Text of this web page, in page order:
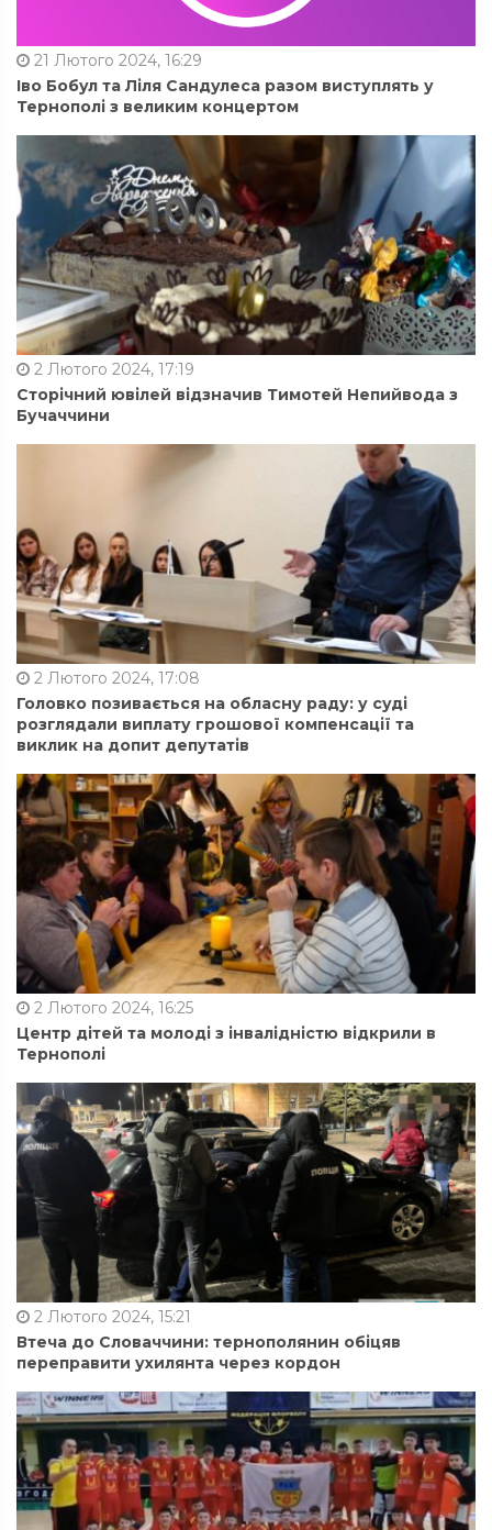
21 Лютого 2024, 16:29
Іво Бобул та Ліля Сандулеса разом виступлять у
Тернополі з великим концертом
2 Лютого 2024, 17:19
Сторічний ювілей відзначив Тимотей Непийвода з
Бучаччини
2 Лютого 2024, 17:08
Головко позивається на обласну раду: у суді
розглядали виплату грошової компенсації та
виклик на допит депутатів
2 Лютого 2024, 16:25
Центр дітей та молоді з інвалідністю відкрили в
Тернополі
2 Лютого 2024, 15:21
Втеча до Словаччини: тернополянин обіцяв
переправити ухилянта через кордон